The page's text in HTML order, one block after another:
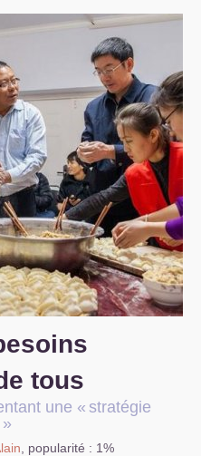
tous
une « stratégie
»
popularité : 1%